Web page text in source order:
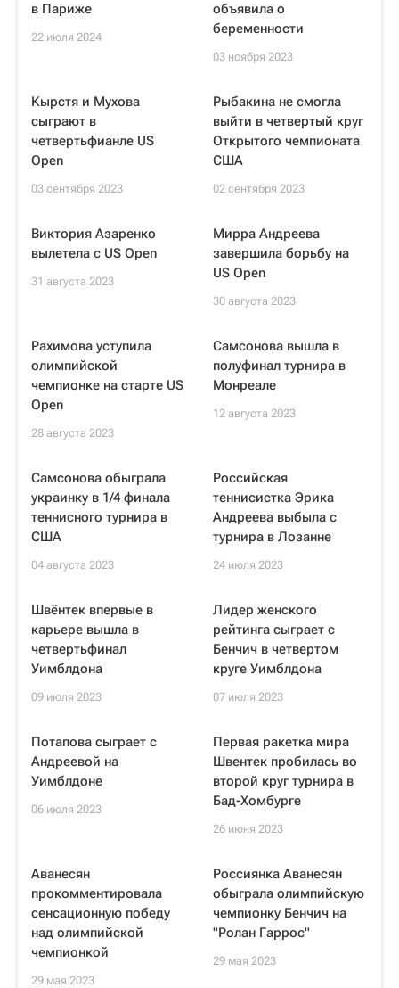
в Париже
22 июля 2024
объявила о
беременности
03 ноября 2023
Кырстя и Мухова
сыграют в
четвертьфианле US
Open
03 сентября 2023
Рыбакина не смогла
выйти в четвертый круг
Открытого чемпионата
США
02 сентября 2023
Виктория Азаренко
вылетела с US Open
31 августа 2023
Мирра Андреева
завершила борьбу на
US Open
30 августа 2023
Рахимова уступила
олимпийской
чемпионке на старте US
Open
28 августа 2023
Самсонова вышла в
полуфинал турнира в
Монреале
12 августа 2023
Самсонова обыграла
украинку в 1/4 финала
теннисного турнира в
США
04 августа 2023
Российская
теннисистка Эрика
Андреева выбыла с
турнира в Лозанне
24 июля 2023
Швёнтек впервые в
карьере вышла в
четвертьфинал
Уимблдона
09 июля 2023
Лидер женского
рейтинга сыграет с
Бенчич в четвертом
круге Уимблдона
07 июля 2023
Потапова сыграет с
Андреевой на
Уимблдоне
06 июля 2023
Первая ракетка мира
Швентек пробилась во
второй круг турнира в
Бад-Хомбурге
26 июня 2023
Аванесян
прокомментировала
сенсационную победу
над олимпийской
чемпионкой
29 мая 2023
Россиянка Аванесян
обыграла олимпийскую
чемпионку Бенчич на
"Ролан Гаррос"
29 мая 2023